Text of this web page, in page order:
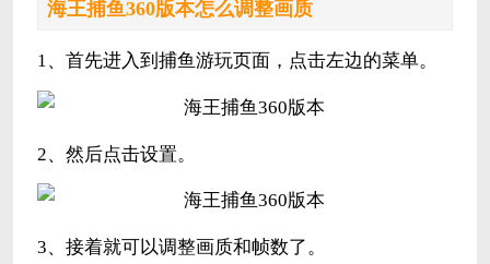
海王捕鱼360版本怎么调整画质
1、首先进入到捕鱼游玩页面，点击左边的菜单。
2、然后点击设置。
3、接着就可以调整画质和帧数了。